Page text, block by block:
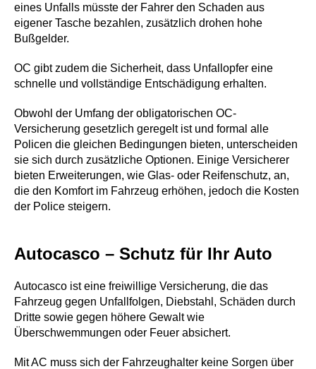
eines Unfalls müsste der Fahrer den Schaden aus
eigener Tasche bezahlen, zusätzlich drohen hohe
Bußgelder.
OC gibt zudem die Sicherheit, dass Unfallopfer eine
schnelle und vollständige Entschädigung erhalten.
Obwohl der Umfang der obligatorischen OC-
Versicherung gesetzlich geregelt ist und formal alle
Policen die gleichen Bedingungen bieten, unterscheiden
sie sich durch zusätzliche Optionen. Einige Versicherer
bieten Erweiterungen, wie Glas- oder Reifenschutz, an,
die den Komfort im Fahrzeug erhöhen, jedoch die Kosten
der Police steigern.
Autocasco – Schutz für Ihr Auto
Autocasco ist eine freiwillige Versicherung, die das
Fahrzeug gegen Unfallfolgen, Diebstahl, Schäden durch
Dritte sowie gegen höhere Gewalt wie
Überschwemmungen oder Feuer absichert.
Mit AC muss sich der Fahrzeughalter keine Sorgen über